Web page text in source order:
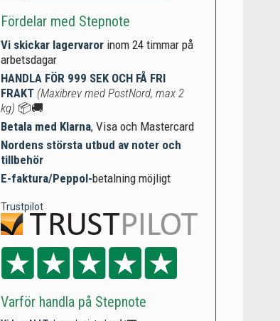
Fördelar med Stepnote
Vi skickar lagervaror inom 24 timmar på
arbetsdagar
HANDLA FÖR 999 SEK OCH FÅ FRI
FRAKT (Maxibrev med PostNord, max 2
kg) 📦🚚
Betala med Klarna, Visa och Mastercard
Nordens största utbud av noter och
tillbehör
E-faktura/Peppol-betalning möjligt
Trustpilot
Varför handla på Stepnote